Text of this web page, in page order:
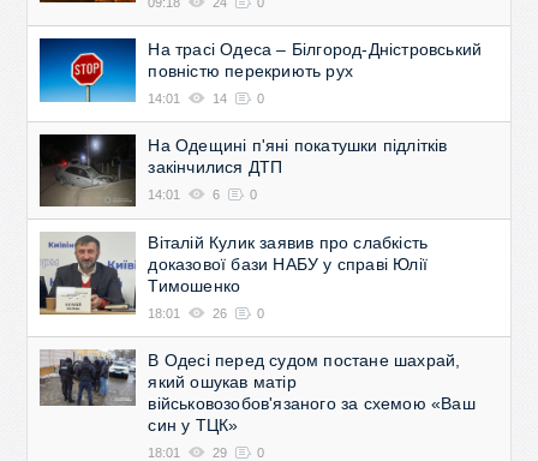
На трасі Одеса – Білгород-Дністровський
повністю перекриють рух
14:01 14 0
На Одещині п'яні покатушки підлітків
закінчилися ДТП
14:01 6 0
Віталій Кулик заявив про слабкість
доказової бази НАБУ у справі Юлії
Тимошенко
18:01 26 0
В Одесі перед судом постане шахрай,
який ошукав матір
військовозобов'язаного за схемою «Ваш
син у ТЦК»
18:01 29 0